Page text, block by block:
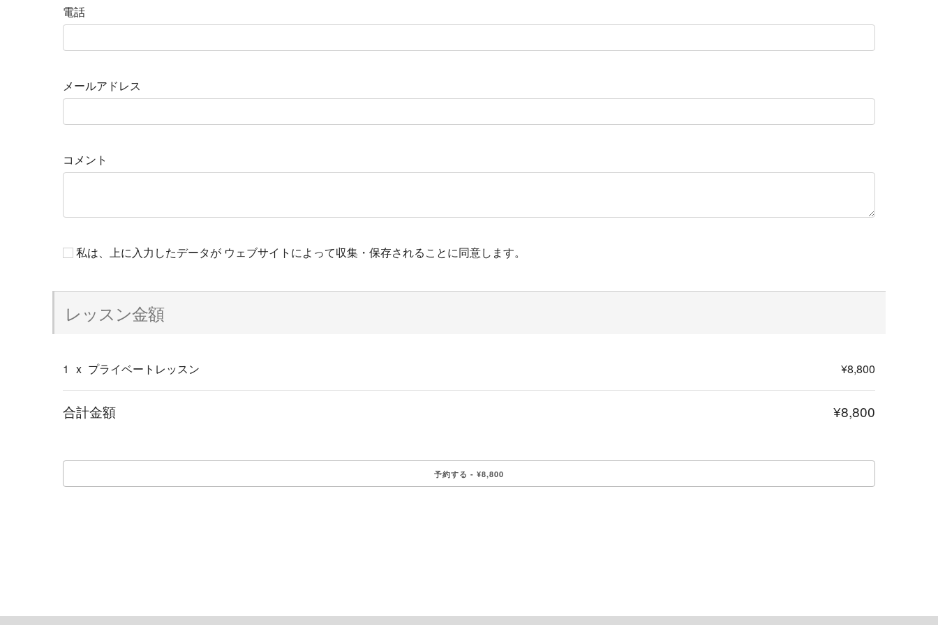
電話
メールアドレス
コメント
私は、上に入力したデータが ウェブサイトによって収集・保存されることに同意します。
レッスン金額
1 x プライベートレッスン ¥8,800
合計金額 ¥8,800